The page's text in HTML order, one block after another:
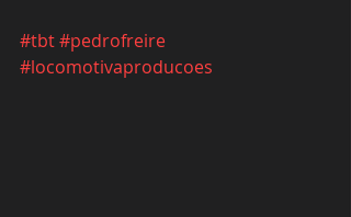
#tbt#pedrofreire
#locomotivaproducoes